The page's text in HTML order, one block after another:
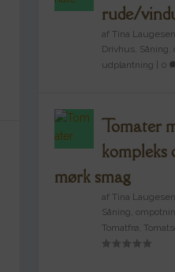
rude/
af Tina Laugesen
Drivhus, Såning,
udplantning
0
Tomater
kompleks
mørk smag
af Tina Laugesen
Såning,
Tomatfrø,